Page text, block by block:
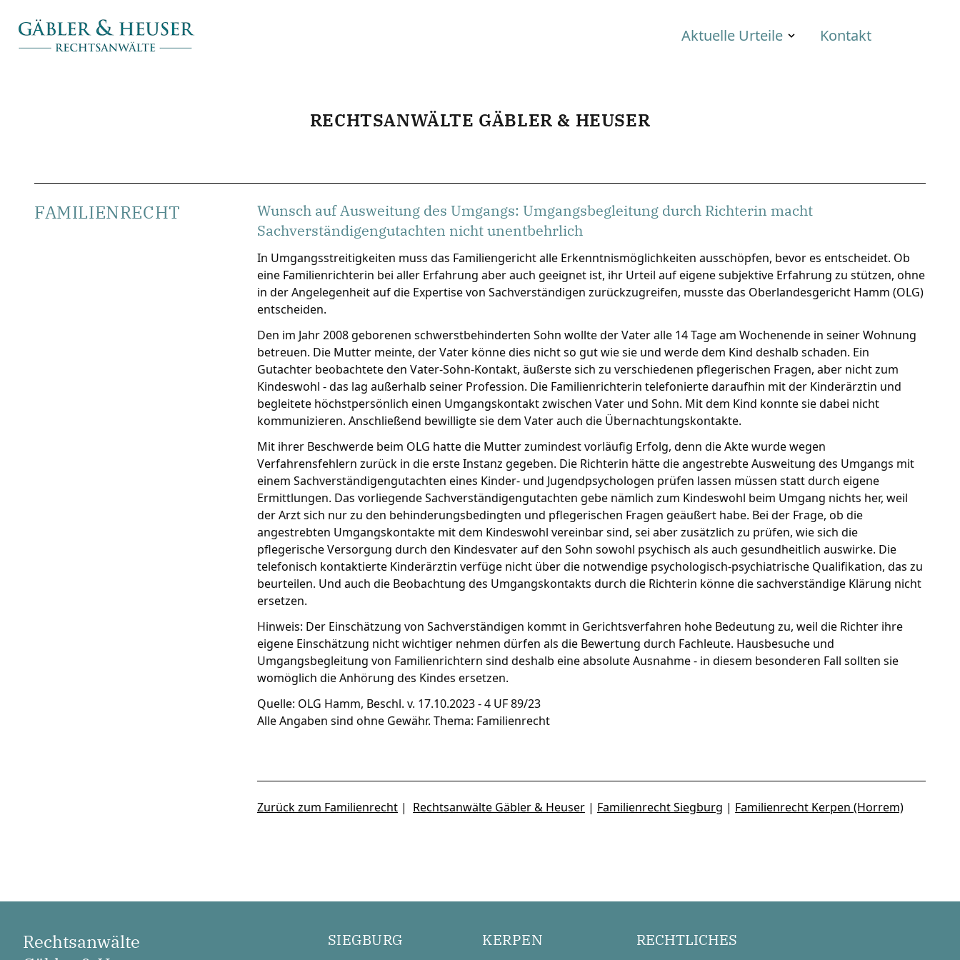
Aktuelle Urteile Kontakt
RECHTSANWÄLTE GÄBLER & HEUSER
FAMILIENRECHT
Wunsch auf Ausweitung des Umgangs: Umgangsbegleitung durch Richterin macht
Sachverständigengutachten nicht unentbehrlich
In Umgangsstreitigkeiten muss das Familiengericht alle Erkenntnismöglichkeiten ausschöpfen, bevor es entscheidet. Ob
eine Familienrichterin bei aller Erfahrung aber auch geeignet ist, ihr Urteil auf eigene subjektive Erfahrung zu stützen, ohne
in der Angelegenheit auf die Expertise von Sachverständigen zurückzugreifen, musste das Oberlandesgericht Hamm (OLG)
entscheiden.
Den im Jahr 2008 geborenen schwerstbehinderten Sohn wollte der Vater alle 14 Tage am Wochenende in seiner Wohnung
betreuen. Die Mutter meinte, der Vater könne dies nicht so gut wie sie und werde dem Kind deshalb schaden. Ein
Gutachter beobachtete den Vater-Sohn-Kontakt, äußerste sich zu verschiedenen pflegerischen Fragen, aber nicht zum
Kindeswohl - das lag außerhalb seiner Profession. Die Familienrichterin telefonierte daraufhin mit der Kinderärztin und
begleitete höchstpersönlich einen Umgangskontakt zwischen Vater und Sohn. Mit dem Kind konnte sie dabei nicht
kommunizieren. Anschließend bewilligte sie dem Vater auch die Übernachtungskontakte.
Mit ihrer Beschwerde beim OLG hatte die Mutter zumindest vorläufig Erfolg, denn die Akte wurde wegen
Verfahrensfehlern zurück in die erste Instanz gegeben. Die Richterin hätte die angestrebte Ausweitung des Umgangs mit
einem Sachverständigengutachten eines Kinder- und Jugendpsychologen prüfen lassen müssen statt durch eigene
Ermittlungen. Das vorliegende Sachverständigengutachten gebe nämlich zum Kindeswohl beim Umgang nichts her, weil
der Arzt sich nur zu den behinderungsbedingten und pflegerischen Fragen geäußert habe. Bei der Frage, ob die
angestrebten Umgangskontakte mit dem Kindeswohl vereinbar sind, sei aber zusätzlich zu prüfen, wie sich die
pflegerische Versorgung durch den Kindesvater auf den Sohn sowohl psychisch als auch gesundheitlich auswirke. Die
telefonisch kontaktierte Kinderärztin verfüge nicht über die notwendige psychologisch-psychiatrische Qualifikation, das zu
beurteilen. Und auch die Beobachtung des Umgangskontakts durch die Richterin könne die sachverständige Klärung nicht
ersetzen.
Hinweis: Der Einschätzung von Sachverständigen kommt in Gerichtsverfahren hohe Bedeutung zu, weil die Richter ihre
eigene Einschätzung nicht wichtiger nehmen dürfen als die Bewertung durch Fachleute. Hausbesuche und
Umgangsbegleitung von Familienrichtern sind deshalb eine absolute Ausnahme - in diesem besonderen Fall sollten sie
womöglich die Anhörung des Kindes ersetzen.
Quelle: OLG Hamm, Beschl. v. 17.10.2023 - 4 UF 89/23
Alle Angaben sind ohne Gewähr. Thema: Familienrecht
Zurück zum Familienrecht | Rechtsanwälte Gäbler & Heuser | Familienrecht Siegburg | Familienrecht Kerpen (Horrem)
Rechtsanwälte
SIEGBURG KERPEN RECHTLICHES